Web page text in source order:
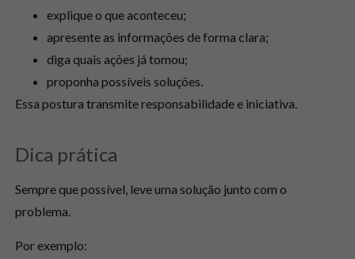
explique o que aconteceu;
apresente as informações de forma clara;
diga quais ações já tomou;
proponha possíveis soluções.
Essa postura transmite responsabilidade e iniciativa.
Dica prática
Sempre que possível, leve uma solução junto com o
problema.
Por exemplo: